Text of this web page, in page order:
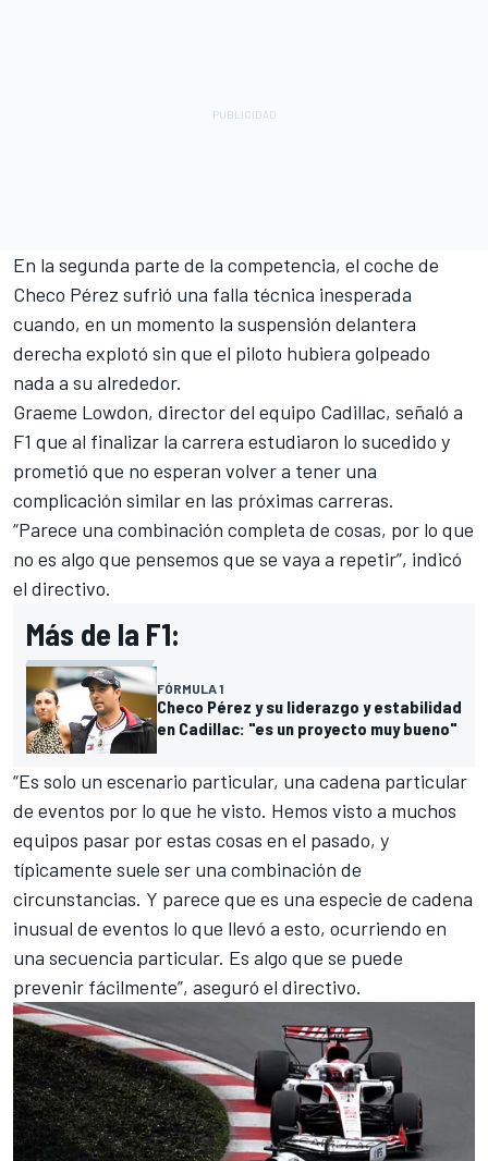
En la segunda parte de la competencia, el coche de
Checo Pérez sufrió una falla técnica inesperada
cuando, en un momento la suspensión delantera
derecha explotó sin que el piloto hubiera golpeado
nada a su alrededor.
Graeme Lowdon, director del equipo Cadillac, señaló a
F1 que al finalizar la carrera estudiaron lo sucedido y
prometió que no esperan volver a tener una
complicación similar en las próximas carreras.
“Parece una combinación completa de cosas, por lo que
no es algo que pensemos que se vaya a repetir”, indicó
el directivo.
Más de la F1:
FÓRMULA 1
Checo Pérez y su liderazgo y estabilidad
en Cadillac: "es un proyecto muy bueno"
“Es solo un escenario particular, una cadena particular
de eventos por lo que he visto. Hemos visto a muchos
equipos pasar por estas cosas en el pasado, y
típicamente suele ser una combinación de
circunstancias. Y parece que es una especie de cadena
inusual de eventos lo que llevó a esto, ocurriendo en
una secuencia particular. Es algo que se puede
prevenir fácilmente”, aseguró el directivo.